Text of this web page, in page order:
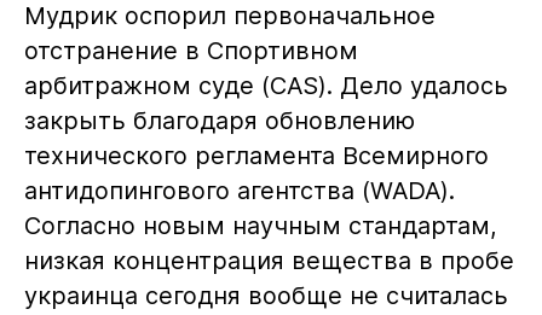
Мудрик оспорил первоначальное
отстранение в Спортивном
арбитражном суде (CAS). Дело удалось
закрыть благодаря обновлению
технического регламента Всемирного
антидопингового агентства (WADA).
Согласно новым научным стандартам,
низкая концентрация вещества в пробе
украинца сегодня вообще не считалась